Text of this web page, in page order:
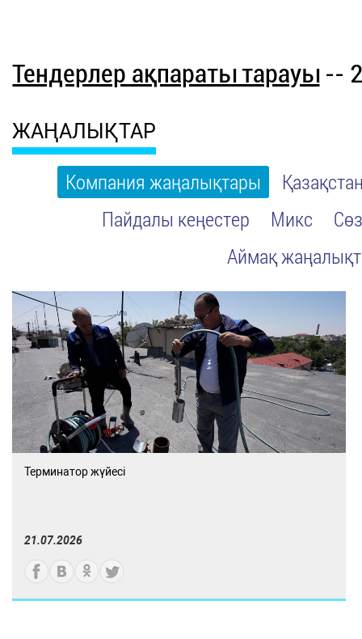
Тендерлер ақпараты тарауы--
ЖАҢАЛЫҚТАР
Компания жаңалықтары
Пайдалы кеңестер
Микс
Аймақ
Терминатор жүйесі
21.07.2026